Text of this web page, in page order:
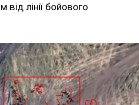
від лінії бойового